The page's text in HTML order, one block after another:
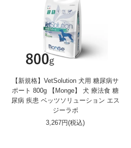
【新規格】VetSolution 犬用 糖尿病サ
ポート 800g 【Monge】 犬 療法食 糖
尿病 疾患 ベッツソリューション エス
ジーラボ
3,267円(税込)